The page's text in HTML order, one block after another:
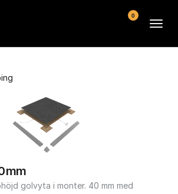
mm
golvyta i monter. 40 mm med
FAQ
Contact
0